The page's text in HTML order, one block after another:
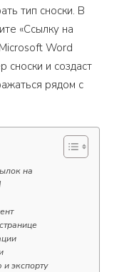
тип сноски. В
«Ссылку на
Word
сноски и создаст
рядом с
на
экспорту